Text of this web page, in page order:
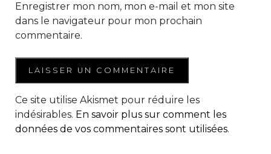
Enregistrer mon nom, mon e-mail et mon site
dans le navigateur pour mon prochain
commentaire.
Ce site utilise Akismet pour réduire les
indésirables. En savoir plus sur comment les
données de vos commentaires sont utilisées.